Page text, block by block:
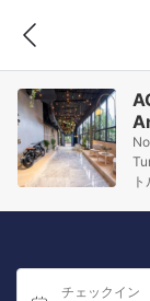
チェックイン